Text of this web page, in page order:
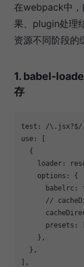
在webpack中，
果、plugin处理
资源不同阶段的
1. babel-
存
test: /\.jsx?$/
use : [
  {
loader :
options : {
babelrc :
//
presets :
    },
  },
],